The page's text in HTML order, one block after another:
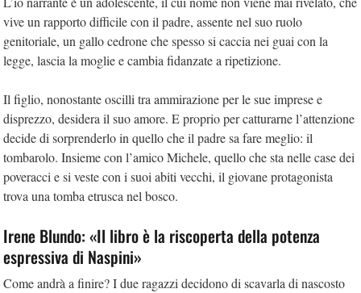
vive un rapporto difficile con il padre, assente nel suo ruolo
genitoriale, un gallo cedrone che spesso si caccia nei guai con la
legge, lascia la moglie e cambia fidanzate a ripetizione.
Il figlio, nonostante oscilli tra ammirazione per le sue imprese e
disprezzo, desidera il suo amore. E proprio per catturarne l’attenzione
decide di sorprenderlo in quello che il padre sa fare meglio: il
tombarolo. Insieme con l’amico Michele, quello che sta nelle case dei
poveracci e si veste con i suoi abiti vecchi, il giovane protagonista
trova una tomba etrusca nel bosco.
Irene Blundo: «Il libro è la riscoperta della potenza
espressiva di Naspini»
Come andrà a finire? I due ragazzi decidono di scavarla di nascosto